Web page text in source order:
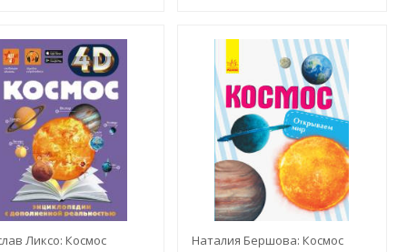
Ликсо: Космос Наталия Бершова: Космос